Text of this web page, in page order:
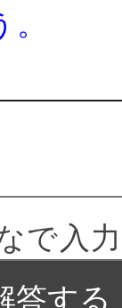
で入